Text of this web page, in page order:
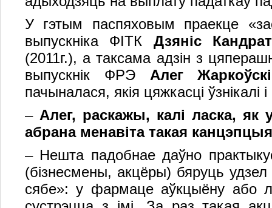
У гэтым паспяховым праекце
выпускніка ФІТК Дзяніс
(2011г.), а таксама адзін з
выпускнік ФРЭАлег
пачыналася, якія цяжкасці ўзнікалі
– Алег, раскажы, калі ласка, як
абрана менавіта такая
– Нешта падобнае даўно
(бізнесмены, акцёры) бяруць
сябе»: у фармаце аўкцыёну або